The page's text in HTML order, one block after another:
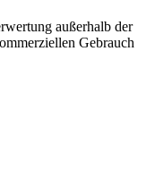
außerhalb der
Gebrauch